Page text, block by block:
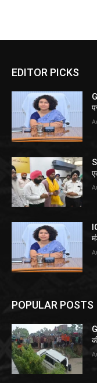
EDITOR PICKS
POPULAR POSTS